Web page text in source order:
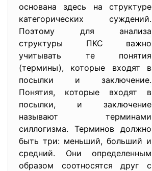
основана здесь на структуре
категорических суждений.
Поэтому для анализа
структуры ПКС важно
учитывать те понятия
(термины), которые входят в
посылки и заключение.
Понятия, которые входят в
посылки, и заключение
называют терминами
силлогизма. Терминов должно
быть три: меньший, больший и
средний. Они определенным
образом соотносятся друг с